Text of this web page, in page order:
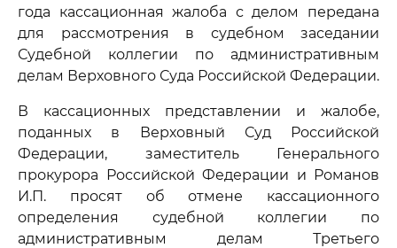
года кассационная жалоба с делом передана
для рассмотрения в судебном заседании
Судебной коллегии по административным
делам Верховного Суда Российской Федерации.
В кассационных представлении и жалобе,
поданных в Верховный Суд Российской
Федерации, заместитель Генерального
прокурора Российской Федерации и Романов
И.П. просят об отмене кассационного
определения судебной коллегии по
административным делам Третьего